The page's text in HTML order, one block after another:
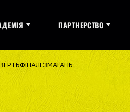
ПАРТНЕРСТВО
ЗМАГАНЬ